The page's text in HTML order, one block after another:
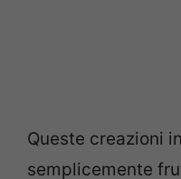
Queste creazioni
semplicemente